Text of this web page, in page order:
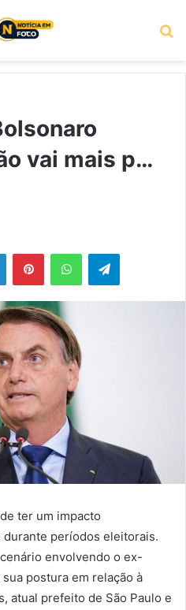
vai mais p…
LinkedinPinterestWhatsAppTelegram
ter um impacto
períodos eleitorais.
envolvendo o ex-
postura em relação à
atual prefeito de São Paulo e